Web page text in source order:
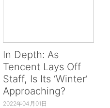
In Depth: As
Tencent Lays Off
Staff, Is Its ‘Winter’
Approaching?
2022年04月01日